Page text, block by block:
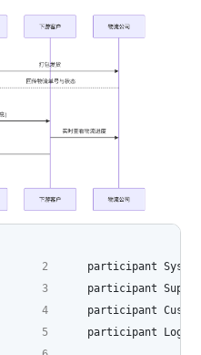
participant Sys as
participant
participant
participant